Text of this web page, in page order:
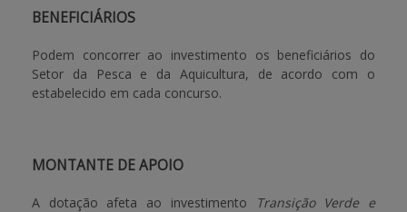
BENEFICIÁRIOS
Podem concorrer ao investimento os beneficiários do
Setor da Pesca e da Aquicultura, de acordo com o
estabelecido em cada concurso.
MONTANTE DE APOIO
A dotação afeta ao investimento
Transição Verde e